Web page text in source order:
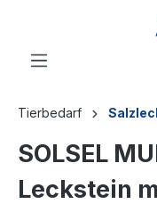
Tierbedarf
SOLSEL
Leckstein